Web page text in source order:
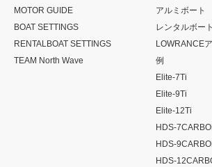
MOTOR GUIDE
BOAT SETTINGS
RENTALBOAT SETTINGS
TEAM North Wave
アルミボート
レンタルボー
LOWRANCE
例
Elite-7Ti
Elite-9Ti
Elite-12Ti
HDS-
HDS-
HDS-